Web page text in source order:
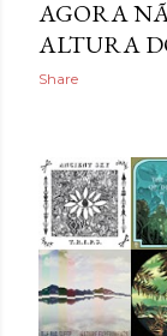
AGORA
ALTURA
Share